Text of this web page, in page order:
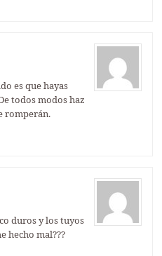
es que hayas
todos modos haz
romperán.
duros y los tuyos
hecho mal???